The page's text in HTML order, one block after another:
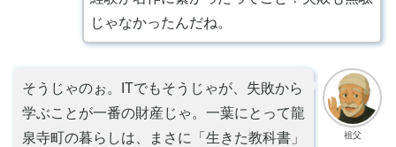
じゃなかったんだね。
祖父
そうじゃのぉ。ITでもそうじゃが、失敗から
学ぶことが一番の財産じゃ。一葉にとって龍
泉寺町の暮らしは、まさに「生きた教科書」